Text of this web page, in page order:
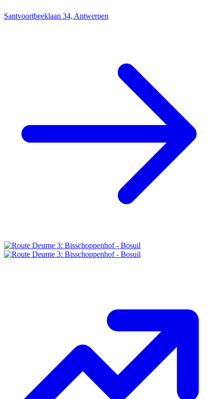
Santvoortbeeklaan 34, Antwerpen